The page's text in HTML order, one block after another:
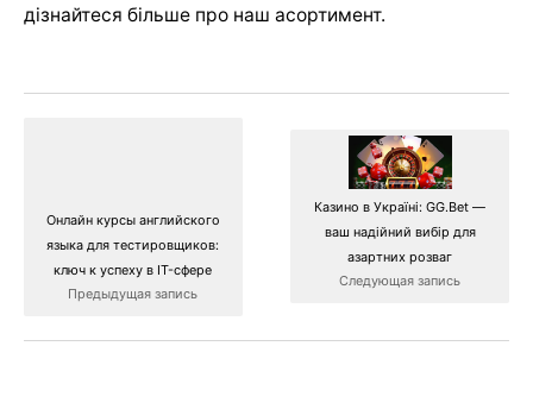
дізнайтеся більше про наш асортимент.
Онлайн курсы английского
языка для тестировщиков:
ключ к успеху в IT-сфере
Предыдущая запись
Казино в Україні: GG.Bet —
ваш надійний вибір для
азартних розваг
Следующая запись